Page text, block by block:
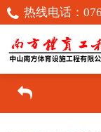
热线电话：